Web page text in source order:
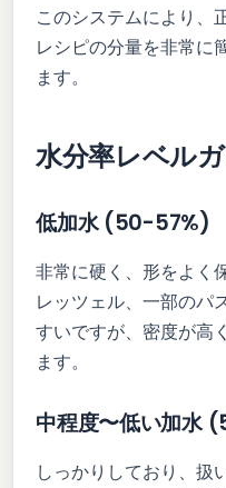
このシステムにより、
レシピの分量を非常に
ます。
水分率レベル
低加水 (50-57%)
非常に硬く、形をよく
レッツェル、一部のパ
すいですが、密度が高
ます。
中程度〜低い加水
しっかりしており、扱